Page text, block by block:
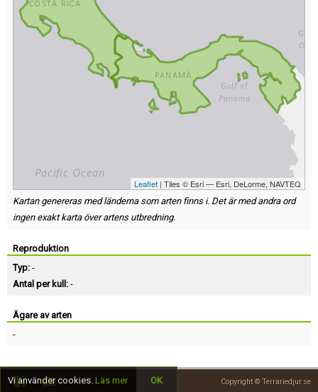
Leaflet | Tiles © Esri — Esri, DeLorme, NAVTEQ
Kartan genereras med länderna som arten finns i. Det är med andra ord
ingen exakt karta över artens utbredning.
Reproduktion
Typ: -
Antal per kull: -
Ägare av arten
-
Copyright © Terrariedjur.se
Vi använder cookies. Läs mer OK